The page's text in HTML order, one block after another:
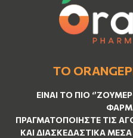
ΤΟ
ΕΊΝΑΙ ΤO ΠΙΟ ‘’
ΠΡΑΓΜΑΤΟΠΟΙΉΣΤΕ ΤΙΣ
ΚΑΙ ΔΙΑΣΚΕΔΑΣΤΙΚΆ